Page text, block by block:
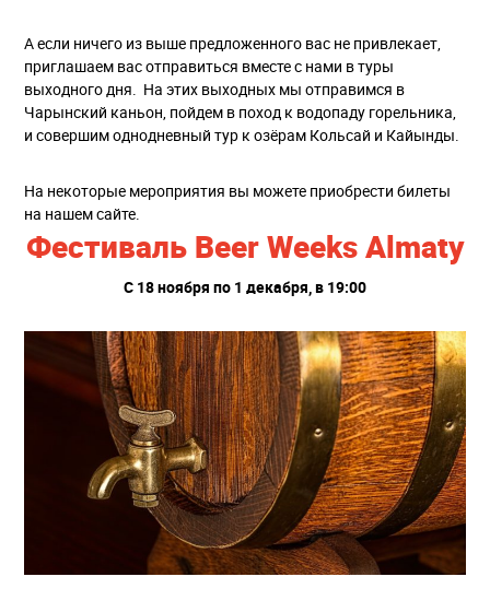
А если ничего из выше предложенного вас не привлекает,
приглашаем вас отправиться вместе с нами в туры
выходного дня. На этих выходных мы отправимся в
Чарынский каньон, пойдем в поход к водопаду горельника,
и совершим однодневный тур к озёрам Кольсай и Кайынды.
На некоторые мероприятия вы можете приобрести билеты
на нашем сайте.
Фестиваль Beer Weeks Almaty
С 18 ноября по 1 декабря, в 19:00